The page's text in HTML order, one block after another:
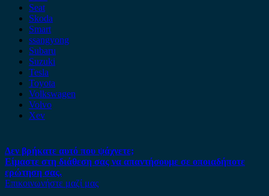
Seat
Skoda
Smart
ssangyong
Subaru
Suzuki
Tesla
Toyota
Volkswagen
Volvo
Xev
Δεν βρήκατε αυτό που ψάχνετε;
Είμαστε στη διάθεση σας να απαντήσουμε σε οποιαδήποτε
ερώτηση σας.
Επικοινωνήστε μαζί μας